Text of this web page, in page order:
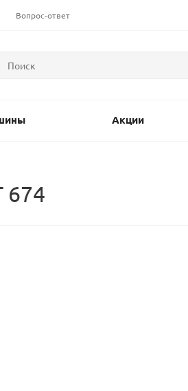
Вопрос-ответ
Акции
674